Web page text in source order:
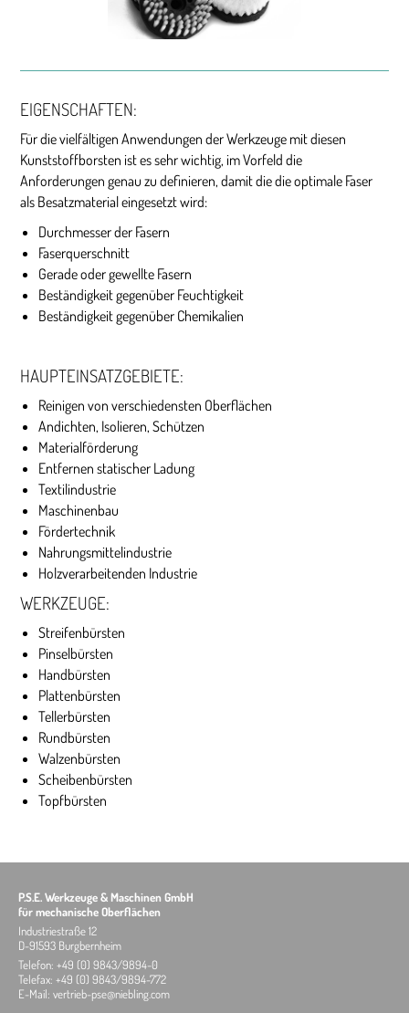
EIGENSCHAFTEN:
Für die vielfältigen Anwendungen der Werkzeuge mit diesen
Kunststoffborsten ist es sehr wichtig, im Vorfeld die
Anforderungen genau zu definieren, damit die die optimale Faser
als Besatzmaterial eingesetzt wird:
Durchmesser der Fasern
Faserquerschnitt
Gerade oder gewellte Fasern
Beständigkeit gegenüber Feuchtigkeit
Beständigkeit gegenüber Chemikalien
HAUPTEINSATZGEBIETE:
Reinigen von verschiedensten Oberflächen
Andichten, Isolieren, Schützen
Materialförderung
Entfernen statischer Ladung
Textilindustrie
Maschinenbau
Fördertechnik
Nahrungsmittelindustrie
Holzverarbeitenden Industrie
WERKZEUGE:
Streifenbürsten
Pinselbürsten
Handbürsten
Plattenbürsten
Tellerbürsten
Rundbürsten
Walzenbürsten
Scheibenbürsten
Topfbürsten
P.S.E. Werkzeuge & Maschinen GmbH
für mechanische Oberflächen
Industriestraße 12
D-91593 Burgbernheim
Telefon: +49 (0) 9843/9894-0
Telefax: +49 (0) 9843/9894-772
E-Mail: vertrieb-pse@niebling.com